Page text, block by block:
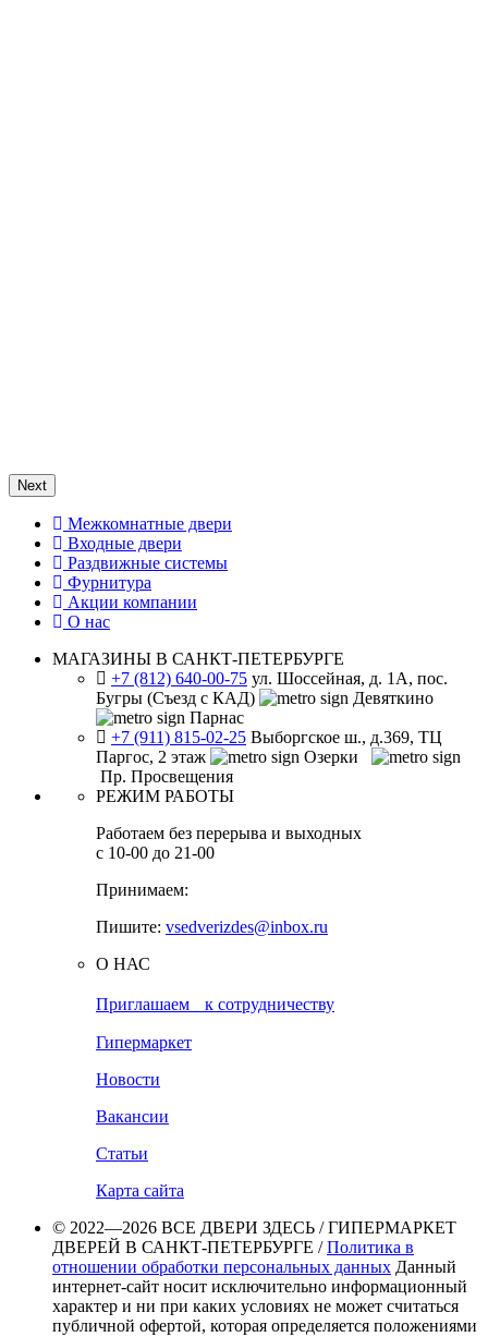
Next
Межкомнатные двери
Входные двери
Раздвижные системы
Фурнитура
Акции компании
О нас
МАГАЗИНЫ В САНКТ-ПЕТЕРБУРГЕ
+7 (812) 640-00-75 ул. Шоссейная, д. 1А, пос.
Бугры (Съезд с КАД)
Девяткино
Парнас
+7 (911) 815-02-25 Выборгское ш., д.369, ТЦ
Паргос, 2 этаж
Озерки
Пр. Просвещения
РЕЖИМ РАБОТЫ
Работаем без перерыва и выходных
с 10-00 до 21-00
Принимаем:
Пишите: vsedverizdes@inbox.ru
О НАС
Приглашаем к сотрудничеству
Гипермаркет
Новости
Вакансии
Статьи
Карта сайта
© 2022—2026 ВСЕ ДВЕРИ ЗДЕСЬ / ГИПЕРМАРКЕТ
ДВЕРЕЙ В САНКТ-ПЕТЕРБУРГЕ /Политика в
отношении обработки персональных данных Данный
интернет-сайт носит исключительно информационный
характер и ни при каких условиях не может считаться
публичной офертой, которая определяется положениями